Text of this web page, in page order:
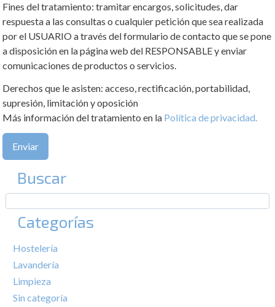
Fines del tratamiento: tramitar encargos, solicitudes, dar
respuesta a las consultas o cualquier petición que sea realizada
por el USUARIO a través del formulario de contacto que se pone
a disposición en la página web del RESPONSABLE y enviar
comunicaciones de productos o servicios.
Derechos que le asisten: acceso, rectificación, portabilidad,
supresión, limitación y oposición
Más información del tratamiento en la Política de privacidad.
Buscar
Categorías
Hostelería
Lavandería
Limpieza
Sin categoría